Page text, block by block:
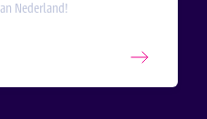
Nederland!